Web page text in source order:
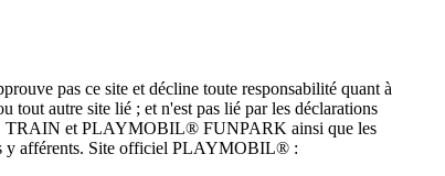
pas ce site et décline toute responsabilité quant à
tout autre site lié ; et n'est pas lié par les déclarations
TRAIN et PLAYMOBIL® FUNPARK ainsi que les
y afférents. Site officiel PLAYMOBIL® :